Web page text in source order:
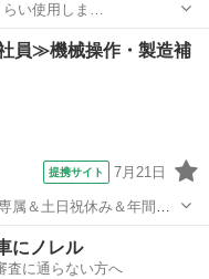
らい使用しま…
ルーミィ
員≫機械操作・製造補
提携サイト 7月21日
属＆土日祝休み＆年間休
勤OK＆無料駐車場あり
常陸大宮市》 人気の
にノレル
査に通らない方へ